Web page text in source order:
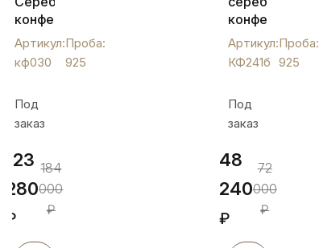
конфетница
«Узор»,
кф030
Артикул:
кф030
Проба:
925
Под
заказ
123
280
₽
184
000
₽
конфетница
"Ивовый
лист",
КФ241б
Артикул:
КФ241б
Проба:
925
Под
заказ
48
240
₽
72
000
₽